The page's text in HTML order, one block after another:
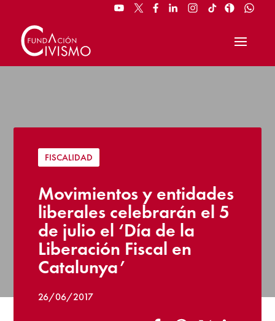
FISCALIDAD
Movimientos y entidades
liberales celebrarán el 5
de julio el ‘Día de la
Liberación Fiscal en
Catalunya’
26/06/2017